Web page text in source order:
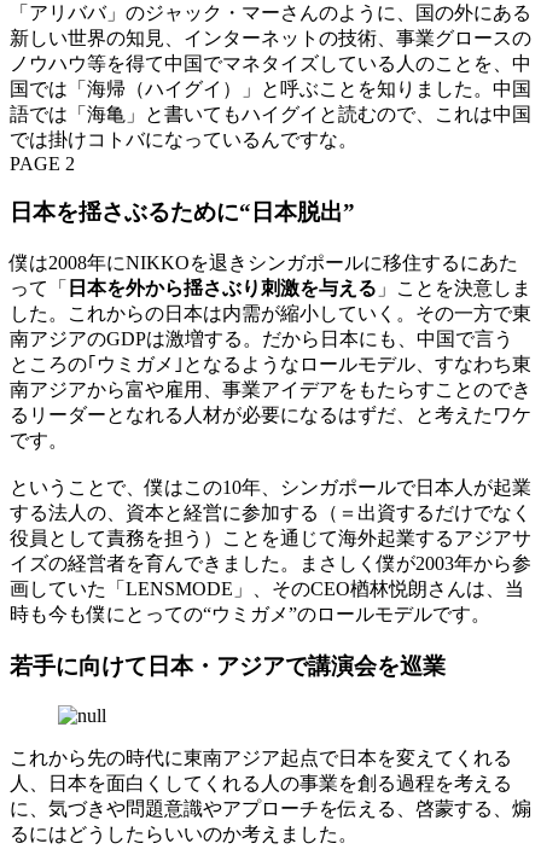
「アリババ」のジャック・マーさんのように、国の外にある
新しい世界の知見、インターネットの技術、事業グロースの
ノウハウ等を得て中国でマネタイズしている人のことを、中
国では「海帰（ハイグイ）」と呼ぶことを知りました。中国
語では「海亀」と書いてもハイグイと読むので、これは中国
では掛けコトバになっているんですな。
PAGE 2
日本を揺さぶるために“日本脱出”
僕は2008年にNIKKOを退きシンガポールに移住するにあた
って「 日本を外から揺さぶり刺激を与える 」ことを決意しま
した。これからの日本は内需が縮小していく。その一方で東
南アジアのGDPは激増する。だから日本にも、中国で言う
ところの｢ウミガメ｣となるようなロールモデル、すなわち東
南アジアから富や雇用、事業アイデアをもたらすことのでき
るリーダーとなれる人材が必要になるはずだ、と考えたワケ
です。
ということで、僕はこの10年、シンガポールで日本人が起業
する法人の、資本と経営に参加する（＝出資するだけでなく
役員として責務を担う）ことを通じて海外起業するアジアサ
イズの経営者を育んできました。まさしく僕が2003年から参
画していた「LENSMODE」、そのCEO楢林悦朗さんは、当
時も今も僕にとっての“ウミガメ”のロールモデルです。
若手に向けて日本・アジアで講演会を巡業
これから先の時代に東南アジア起点で日本を変えてくれる
人、日本を面白くしてくれる人の事業を創る過程を考える
に、気づきや問題意識やアプローチを伝える、啓蒙する、煽
るにはどうしたらいいのか考えました。